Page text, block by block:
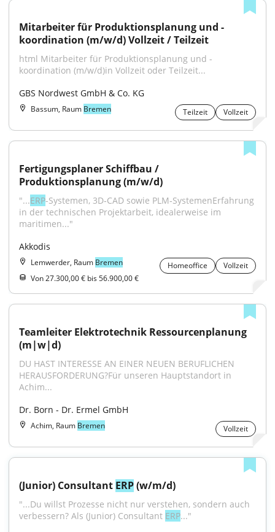
Mitarbeiter für Produktionsplanung und -
koordination (m/w/d) Vollzeit / Teilzeit
html Mitarbeiter für Produktionsplanung und -
koordination (m/w/d)in Vollzeit oder Teilzeit...
GBS Nordwest GmbH & Co. KG
Bassum, Raum Bremen Teilzeit Vollzeit
Fertigungsplaner Schiffbau /
Produktionsplanung (m/w/d)
"...ERP-Systemen, 3D‑CAD sowie PLM‑SystemenErfahrung
in der technischen Projektarbeit, idealerweise im
maritimen..."
Akkodis
Lemwerder, Raum Bremen Homeoffice
Vollzeit
Von 27.300,00 € bis 56.900,00 €
Teamleiter Elektrotechnik Ressourcenplanung
(m|w|d)
DU HAST INTERESSE AN EINER NEUEN BERUFLICHEN
HERAUSFORDERUNG?Für unseren Hauptstandort in
Achim...
Dr. Born - Dr. Ermel GmbH
Achim, Raum Bremen Vollzeit
(Junior) Consultant ERP (w/m/d)
"...Du willst Prozesse nicht nur verstehen, sondern auch
verbessern? Als (Junior) Consultant ERP..."